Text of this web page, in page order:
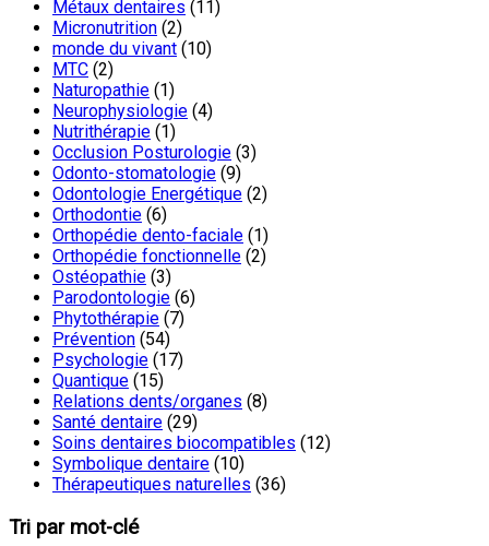
Métaux dentaires (11)
Micronutrition (2)
monde du vivant (10)
MTC (2)
Naturopathie (1)
Neurophysiologie (4)
Nutrithérapie (1)
Occlusion Posturologie (3)
Odonto-stomatologie (9)
Odontologie Energétique (2)
Orthodontie (6)
Orthopédie dento-faciale (1)
Orthopédie fonctionnelle (2)
Ostéopathie (3)
Parodontologie (6)
Phytothérapie (7)
Prévention (54)
Psychologie (17)
Quantique (15)
Relations dents/organes (8)
Santé dentaire (29)
Soins dentaires biocompatibles (12)
Symbolique dentaire (10)
Thérapeutiques naturelles (36)
Tri par mot-clé